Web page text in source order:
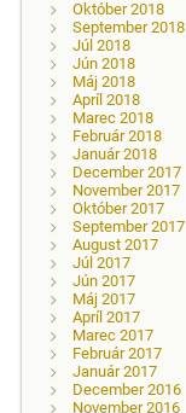
Október 2018
September 2018
Júl 2018
Jún 2018
Máj 2018
Apríl 2018
Marec 2018
Február 2018
Január 2018
December 2017
November 2017
Október 2017
September 2017
August 2017
Júl 2017
Jún 2017
Máj 2017
Apríl 2017
Marec 2017
Február 2017
Január 2017
December 2016
November 2016